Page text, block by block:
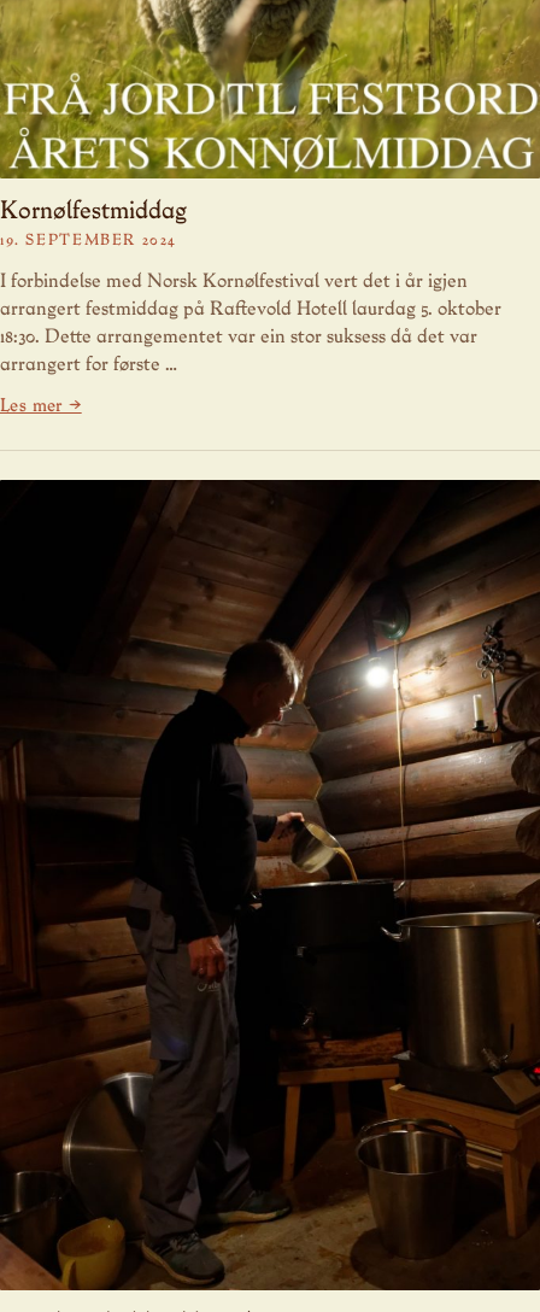
Kornølfestmiddag
19. SEPTEMBER 2024
I forbindelse med Norsk Kornølfestival vert det i år igjen
arrangert festmiddag på Raftevold Hotell laurdag 5. oktober
18:30. Dette arrangementet var ein stor suksess då det var
arrangert for første …
Les mer →